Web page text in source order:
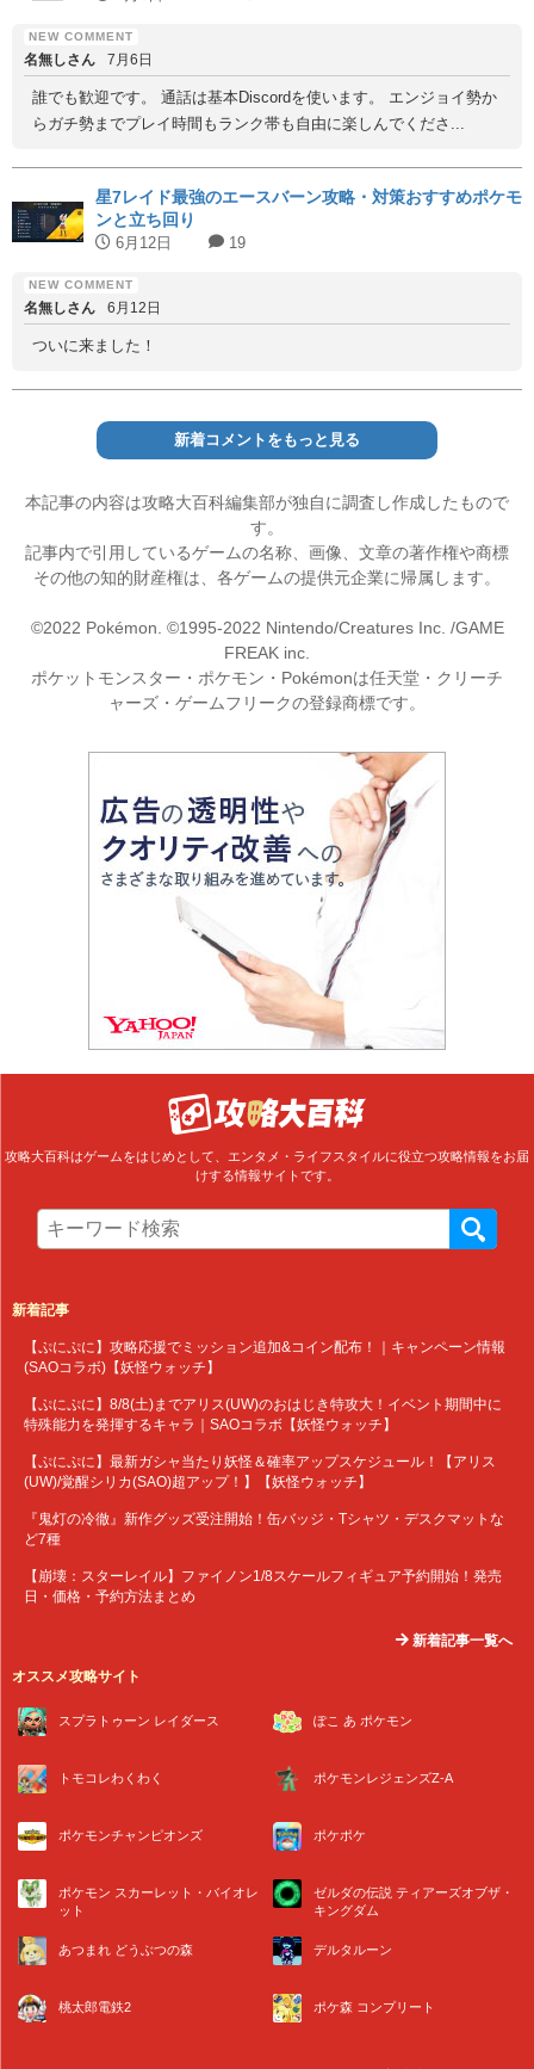
名無しさん 7月6日
誰でも歓迎です。 通話は基本Discordを使います。 エンジョイ勢か
らガチ勢までプレイ時間もランク帯も自由に楽しんでくださ...
星7レイド最強のエースバーン攻略・対策おすすめポケモ
ンと立ち回り
6月12日 19
名無しさん 6月12日
ついに来ました！
新着コメントをもっと見る
本記事の内容は攻略大百科編集部が独自に調査し作成したもので
す。
記事内で引用しているゲームの名称、画像、文章の著作権や商標
その他の知的財産権は、各ゲームの提供元企業に帰属します。
©2022 Pokémon. ©1995-2022 Nintendo/Creatures Inc. /GAME
FREAK inc.
ポケットモンスター・ポケモン・Pokémonは任天堂・クリーチ
ャーズ・ゲームフリークの登録商標です。
攻略大百科はゲームをはじめとして、エンタメ・ライフスタイルに役立つ攻略情報をお届
けする情報サイトです。
新着記事
【ぷにぷに】攻略応援でミッション追加&コイン配布！｜キャンペーン情報
(SAOコラボ)【妖怪ウォッチ】
【ぷにぷに】8/8(土)までアリス(UW)のおはじき特攻大！イベント期間中に
特殊能力を発揮するキャラ｜SAOコラボ【妖怪ウォッチ】
【ぷにぷに】最新ガシャ当たり妖怪＆確率アップスケジュール！【アリス
(UW)/覚醒シリカ(SAO)超アップ！】【妖怪ウォッチ】
『鬼灯の冷徹』新作グッズ受注開始！缶バッジ・Tシャツ・デスクマットな
ど7種
【崩壊：スターレイル】ファイノン1/8スケールフィギュア予約開始！発売
日・価格・予約方法まとめ
新着記事一覧へ
オススメ攻略サイト
スプラトゥーン レイダース ぽこ あ ポケモン
トモコレわくわく ポケモンレジェンズZ-A
ポケモンチャンピオンズ ポケポケ
ポケモン スカーレット・バイオレ
ット
ゼルダの伝説 ティアーズオブザ・
キングダム
あつまれ どうぶつの森 デルタルーン
桃太郎電鉄2 ポケ森 コンプリート